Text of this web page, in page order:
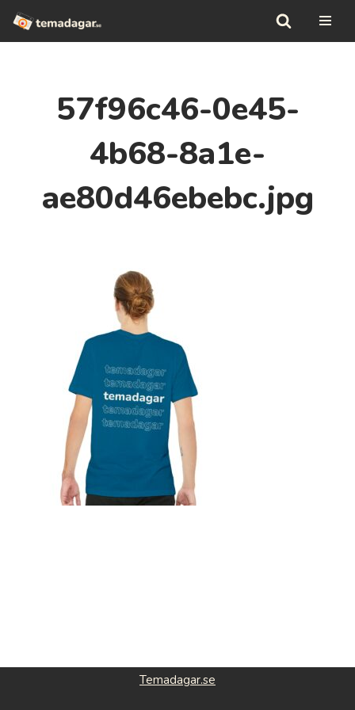
Hoppa
57f96c46-0e45-
4b68-8a1e-
ae80d46ebebc.jpg
Temadagar.se